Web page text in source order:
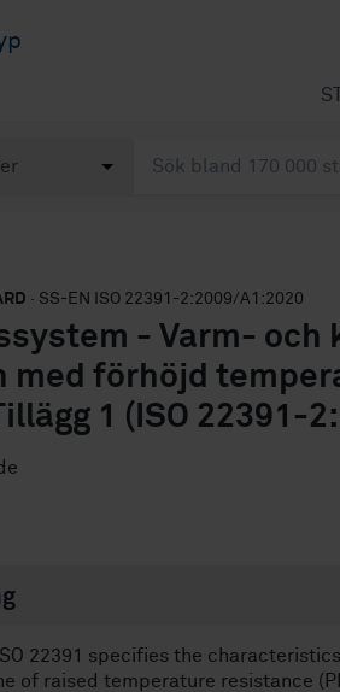
· SS-EN ISO 22391-2:2009/A1:2020
- Varm-
med förhöjd
1 (ISO 22391-
22391 specifies the
of raised temperature resistance